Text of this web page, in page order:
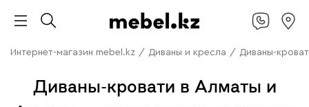
Интернет-магазин mebel.kz / Диваны и кресла / Диваны-
Диваны-кровати в Алматы и